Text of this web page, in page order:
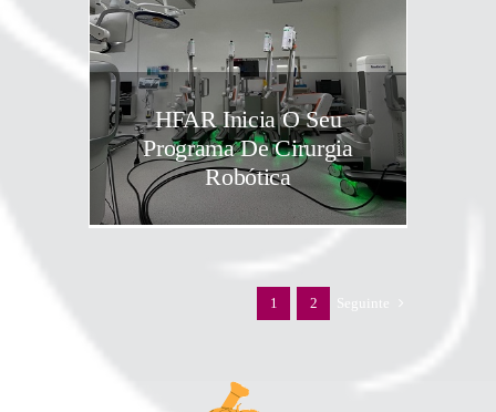
HFAR Inicia O Seu
Programa De Cirurgia
Robótica
1 2 Seguinte